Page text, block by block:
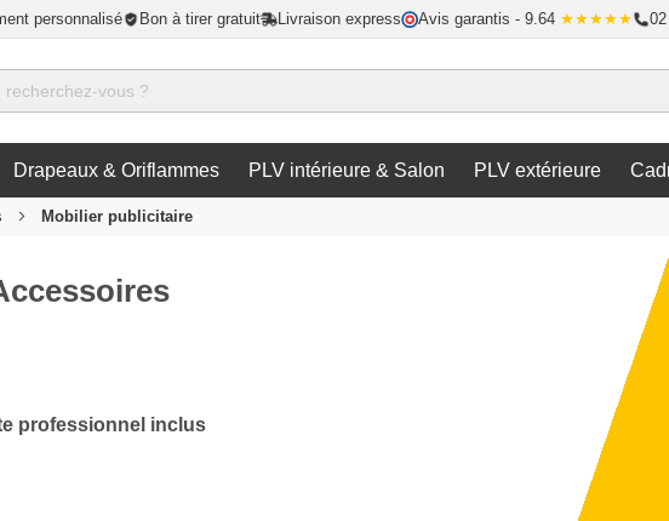
personnalisé Bon à tirer gratuit Livraison express Avis garantis - 9.64 ★★★★★
Drapeaux & Oriflammes PLV intérieure & Salon PLV extérieure
Mobilier publicitaire
professionnel inclus